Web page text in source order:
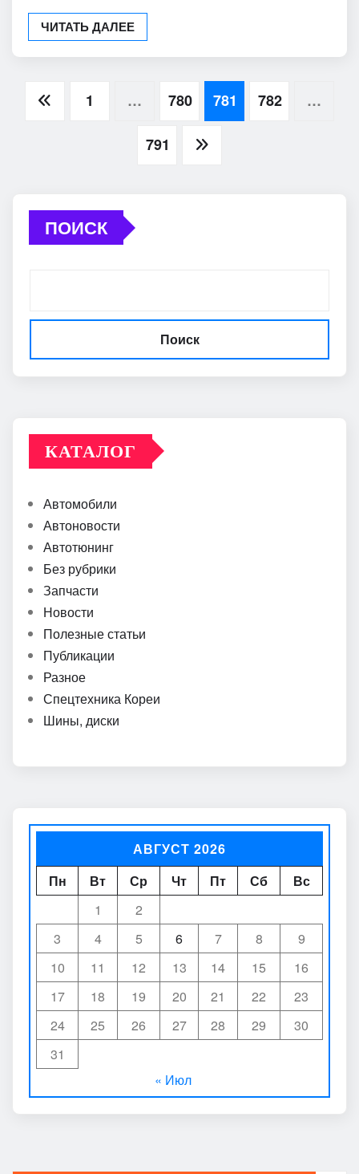
ЧИТАТЬ ДАЛЕЕ
Пагинация
1 … 780 781 782 …
791
ПОИСК
Поиск
КАТАЛОГ
Автомобили
Автоновости
Автотюнинг
Без рубрики
Запчасти
Новости
Полезные статьи
Публикации
Разное
Спецтехника Кореи
Шины, диски
АВГУСТ 2026
Пн
Вт Ср Чт Пт Сб
Вс
1
2
3
4 5 6 7 8
9
10
11 12 13 14 15
16
17
18 19 20 21 22
23
24
25 26 27 28 29
30
31
« Июл